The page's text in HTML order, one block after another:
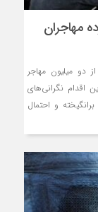
مهاجران
دو میلیون مهاجر
اقدام نگرانی‌های
و احتمال